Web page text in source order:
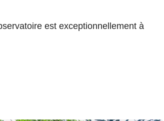
est exceptionnellement à